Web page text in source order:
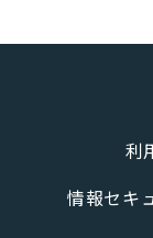
利
情報セキ